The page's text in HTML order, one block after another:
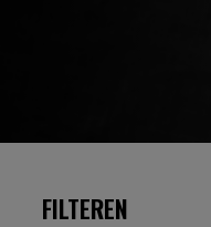
FILTEREN